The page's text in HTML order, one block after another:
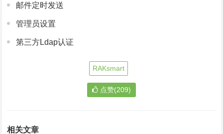
邮件定时发送
管理员设置
第三方Ldap认证
RAKsmart
点赞(209)
相关文章